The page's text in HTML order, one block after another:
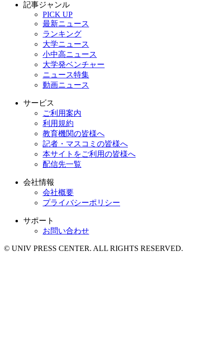
記事ジャンル
PICK UP
最新ニュース
ランキング
大学ニュース
小中高ニュース
大学発ベンチャー
ニュース特集
動画ニュース
サービス
ご利用案内
利用規約
教育機関の皆様へ
記者・マスコミの皆様へ
本サイトをご利用の皆様へ
配信先一覧
会社情報
会社概要
プライバシーポリシー
サポート
お問い合わせ
© UNIV PRESS CENTER. ALL RIGHTS RESERVED.